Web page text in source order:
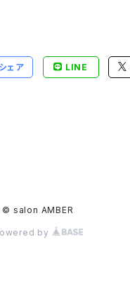
シェア LINE
© salon AMBER
by